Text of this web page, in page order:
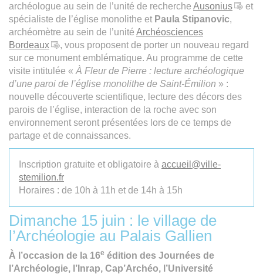
archéologue au sein de l’unité de recherche Ausonius
et
spécialiste de l’église monolithe et Paula Stipanovic,
archéomètre au sein de l’unité Archéosciences
Bordeaux
, vous proposent de porter un nouveau regard
sur ce monument emblématique. Au programme de cette
visite intitulée « À Fleur de Pierre : lecture archéologique
d’une paroi de l’église monolithe de Saint-Émilion » :
nouvelle découverte scientifique, lecture des décors des
parois de l’église, interaction de la roche avec son
environnement seront présentées lors de ce temps de
partage et de connaissances.
Inscription gratuite et obligatoire à accueil @ville-
stemilion.fr
Horaires : de 10h à 11h et de 14h à 15h
Dimanche 15 juin : le village de
l’Archéologie au Palais Gallien
À l’occasion de la 16e édition des Journées de
l’Archéologie, l’Inrap, Cap’Archéo, l’Université